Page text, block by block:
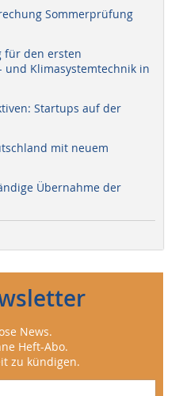
Sommerprüfung
für den ersten
und Klimasystemtechnik in
Startups auf der
mit neuem
Übernahme der
News.
Heft-Abo.
zu kündigen.